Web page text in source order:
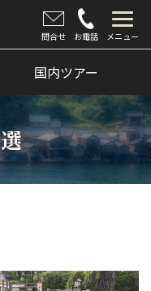
問合せ お電話 メニュー
国内ツアー